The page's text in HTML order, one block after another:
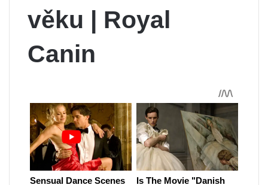
věku | Royal
Canin